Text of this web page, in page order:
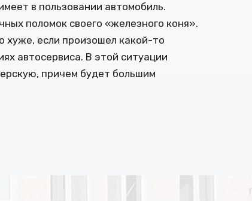
в пользовании автомобиль.
поломок своего «железного коня».
хуже, если произошел какой-то
автосервиса. В этой ситуации
причем будет большим